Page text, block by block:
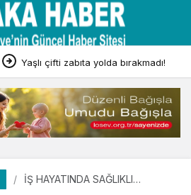
Yaşlı çifti zabıta yolda bırakmadı!
İŞ HAYATINDA SAĞLIKLI